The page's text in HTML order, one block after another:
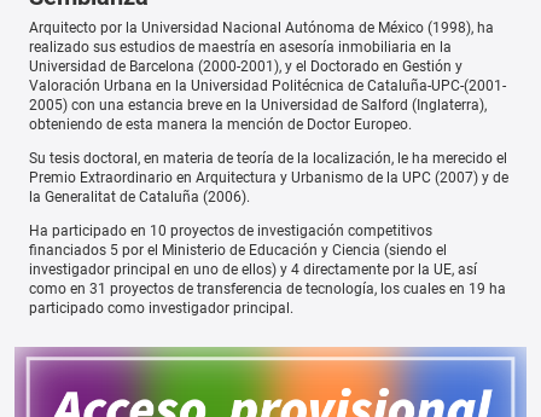
Arquitecto por la Universidad Nacional Autónoma de México (1998), ha
realizado sus estudios de maestría en asesoría inmobiliaria en la
Universidad de Barcelona (2000-2001), y el Doctorado en Gestión y
Valoración Urbana en la Universidad Politécnica de Cataluña-UPC-(2001-
2005) con una estancia breve en la Universidad de Salford (Inglaterra),
obteniendo de esta manera la mención de Doctor Europeo.
Su tesis doctoral, en materia de teoría de la localización, le ha merecido el
Premio Extraordinario en Arquitectura y Urbanismo de la UPC (2007) y de
la Generalitat de Cataluña (2006).
Ha participado en 10 proyectos de investigación competitivos
financiados 5 por el Ministerio de Educación y Ciencia (siendo el
investigador principal en uno de ellos) y 4 directamente por la UE, así
como en 31 proyectos de transferencia de tecnología, los cuales en 19 ha
participado como investigador principal.